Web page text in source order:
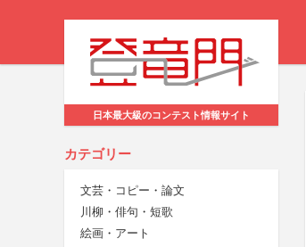
日本最大級のコンテスト情報サイト
カテゴリー
文芸・コピー・論文
川柳・俳句・短歌
絵画・アート